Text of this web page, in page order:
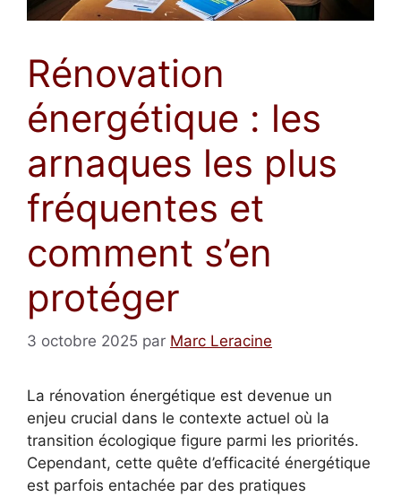
Rénovation
énergétique : les
arnaques les plus
fréquentes et
comment s’en
protéger
3 octobre 2025 par Marc Leracine
La rénovation énergétique est devenue un
enjeu crucial dans le contexte actuel où la
transition écologique figure parmi les priorités.
Cependant, cette quête d’efficacité énergétique
est parfois entachée par des pratiques